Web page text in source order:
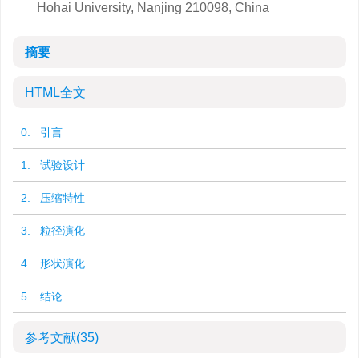
Hohai University, Nanjing 210098, China
摘要
HTML全文
0. 引言
1. 试验设计
2. 压缩特性
3. 粒径演化
4. 形状演化
5. 结论
参考文献(35)